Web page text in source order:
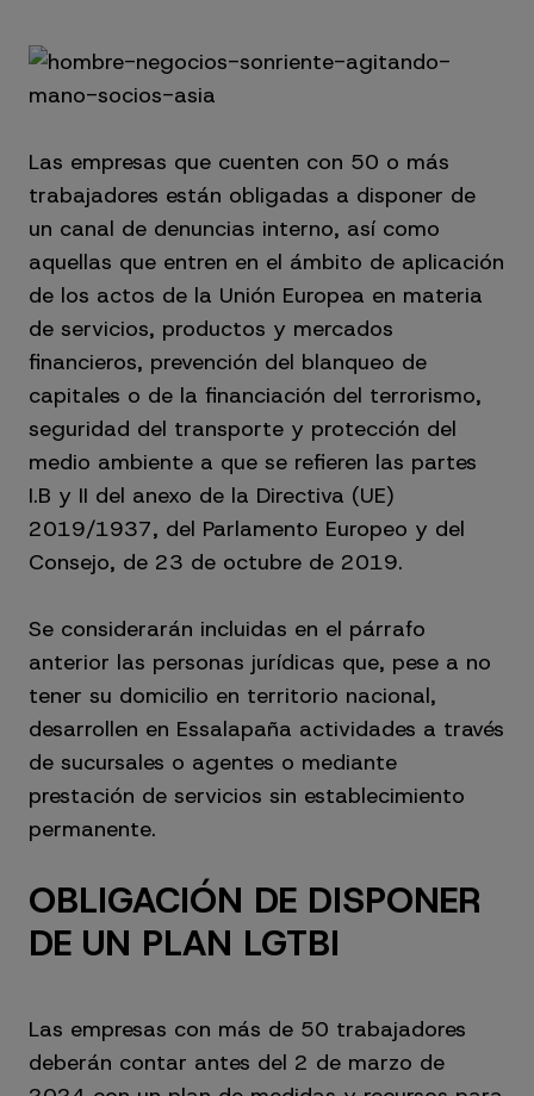
Las empresas que cuenten con 50 o más
trabajadores están obligadas a disponer de
un canal de denuncias interno, así como
aquellas que entren en el ámbito de aplicación
de los actos de la Unión Europea en materia
de servicios, productos y mercados
financieros, prevención del blanqueo de
capitales o de la financiación del terrorismo,
seguridad del transporte y protección del
medio ambiente a que se refieren las partes
I.B y II del anexo de la Directiva (UE)
2019/1937, del Parlamento Europeo y del
Consejo, de 23 de octubre de 2019.
Se considerarán incluidas en el párrafo
anterior las personas jurídicas que, pese a no
tener su domicilio en territorio nacional,
desarrollen en Essalapaña actividades a través
de sucursales o agentes o mediante
prestación de servicios sin establecimiento
permanente.
OBLIGACIÓN DE DISPONER
DE UN PLAN LGTBI
Las empresas con más de 50 trabajadores
deberán contar antes del 2 de marzo de